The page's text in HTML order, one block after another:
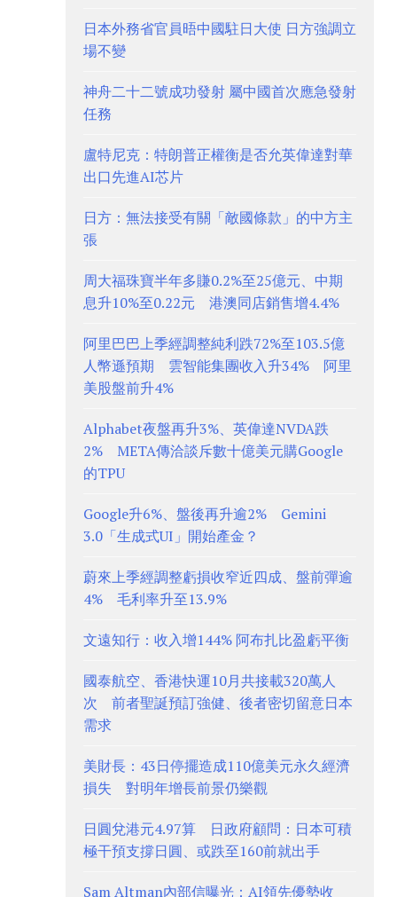
日本外務省官員晤中國駐日大使 日方強調立
場不變
神舟二十二號成功發射 屬中國首次應急發射
任務
盧特尼克：特朗普正權衡是否允英偉達對華
出口先進AI芯片
日方：無法接受有關「敵國條款」的中方主
張
周大福珠寶半年多賺0.2%至25億元、中期
息升10%至0.22元 港澳同店銷售增4.4%
阿里巴巴上季經調整純利跌72%至103.5億
人幣遜預期 雲智能集團收入升34% 阿里
美股盤前升4%
Alphabet夜盤再升3%、英偉達NVDA跌
2% META傳洽談斥數十億美元購Google
的TPU
Google升6%、盤後再升逾2% Gemini
3.0「生成式UI」開始產金？
蔚來上季經調整虧損收窄近四成、盤前彈逾
4% 毛利率升至13.9%
文遠知行：收入增144% 阿布扎比盈虧平衡
國泰航空、香港快運10月共接載320萬人
次 前者聖誕預訂強健、後者密切留意日本
需求
美財長：43日停擺造成110億美元永久經濟
損失 對明年增長前景仍樂觀
日圓兌港元4.97算 日政府顧問：日本可積
極干預支撐日圓、或跌至160前就出手
Sam Altman內部信曝光：AI領先優勢收